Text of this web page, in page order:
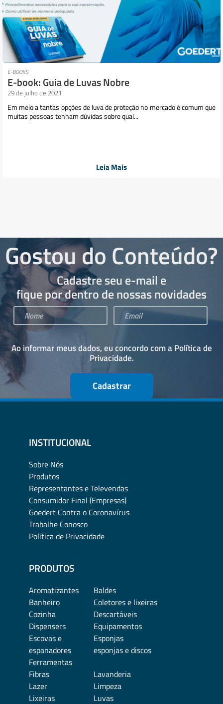
E-BOOKS
E-book: Guia de Luvas Nobre
29 de julho de 2021
Em meio a tantas opções de luva de proteção no mercado é comum que
muitas pessoas tenham dúvidas sobre qual...
Leia Mais
Gostou do Conteúdo?
Cadastre seu e-mail e
fique por dentro de nossas novidades
Ao informar meus dados, eu concordo com aPolítica de
Privacidade.
Cadastrar
INSTITUCIONAL
Sobre Nós
Produtos
Representantes e Televendas
Consumidor Final (Empresas)
Goedert Contra o Coronavírus
Trabalhe Conosco
Política de Privacidade
PRODUTOS
Aromatizantes
Baldes
Banheiro
Coletores e lixeiras
Cozinha
Descartáveis
Dispensers
Equipamentos
Escovas e
espanadores
Esponjas
esponjas e discos
Ferramentas
Fibras
Lavanderia
Lazer
Limpeza
Lixeiras
Luvas